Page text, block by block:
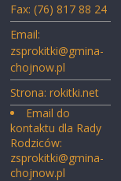
Fax: (76) 817 88 24
Email:
zsprokitki@gmina-
chojnow.pl
Strona: rokitki.net
Email do
kontaktu dla Rady
Rodziców:
zsprokitki@gmina-
chojnow.pl